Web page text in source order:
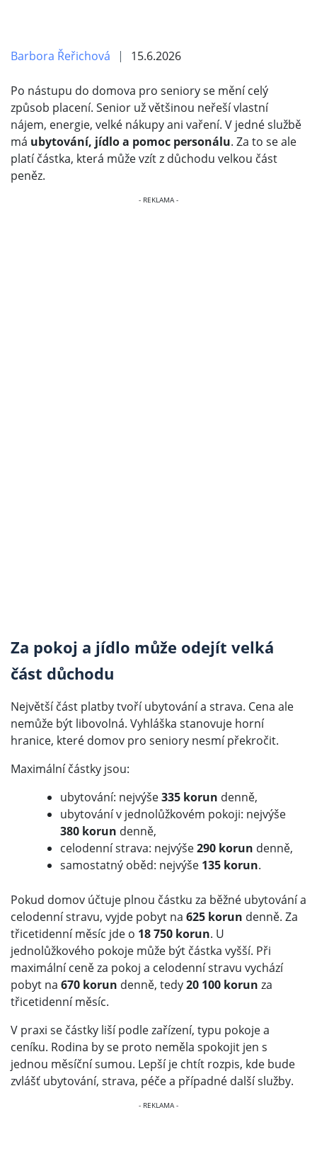
Barbora Řeřichová 15.6.2026
Po nástupu do domova pro seniory se mění celý
způsob placení. Senior už většinou neřeší vlastní
nájem, energie, velké nákupy ani vaření. V jedné službě
má ubytování, jídlo a pomoc personálu. Za to se ale
platí částka, která může vzít z důchodu velkou část
peněz.
Za pokoj a jídlo může odejít velká
část důchodu
Největší část platby tvoří ubytování a strava. Cena ale
nemůže být libovolná. Vyhláška stanovuje horní
hranice, které domov pro seniory nesmí překročit.
Maximální částky jsou:
ubytování: nejvýše335 korun denně,
ubytování v jednolůžkovém pokoji: nejvýše
380 korun denně,
celodenní strava: nejvýše290 korun denně,
samostatný oběd: nejvýše 135 korun.
Pokud domov účtuje plnou částku za běžné ubytování a
celodenní stravu, vyjde pobyt na 625 korun denně. Za
třicetidenní měsíc jde o 18 750 korun. U
jednolůžkového pokoje může být částka vyšší. Při
maximální ceně za pokoj a celodenní stravu vychází
pobyt na 670 korun denně, tedy20 100 korun za
třicetidenní měsíc.
V praxi se částky liší podle zařízení, typu pokoje a
ceníku. Rodina by se proto neměla spokojit jen s
jednou měsíční sumou. Lepší je chtít rozpis, kde bude
zvlášť ubytování, strava, péče a případné další služby.